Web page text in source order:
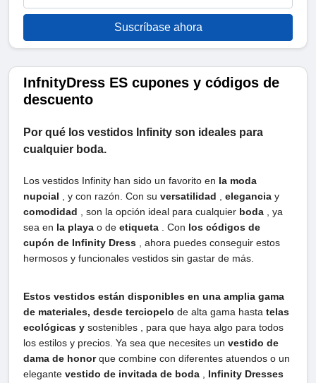
Suscríbase ahora
InfnityDress ES cupones y códigos de
descuento
Por qué los vestidos Infinity son ideales para
cualquier boda.
Los vestidos Infinity han sido un favorito en la moda
nupcial , y con razón. Con su versatilidad , elegancia y
comodidad , son la opción ideal para cualquier boda , ya
sea en la playa o de etiqueta . Con los códigos de
cupón de Infinity Dress , ahora puedes conseguir estos
hermosos y funcionales vestidos sin gastar de más.
Estos vestidos están disponibles en una amplia gama
de materiales, desde terciopelo de alta gama hasta telas
ecológicas y sostenibles , para que haya algo para todos
los estilos y precios. Ya sea que necesites un vestido de
dama de honorque combine con diferentes atuendos o un
elegante vestido de invitada de boda , Infinity Dresses